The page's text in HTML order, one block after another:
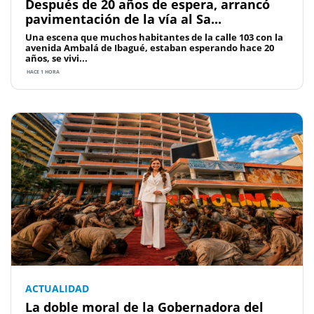
Después de 20 años de espera, arrancó
pavimentación de la vía al Sa...
Una escena que muchos habitantes de la calle 103 con la
avenida Ambalá de Ibagué, estaban esperando hace 20
años, se vivi...
HACE 1 HORA
ACTUALIDAD
La doble moral de la Gobernadora del